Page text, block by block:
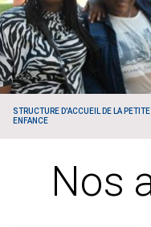
STRUCTURE D'ACCUEIL DE LA PETITE
ENFANCE
Nos